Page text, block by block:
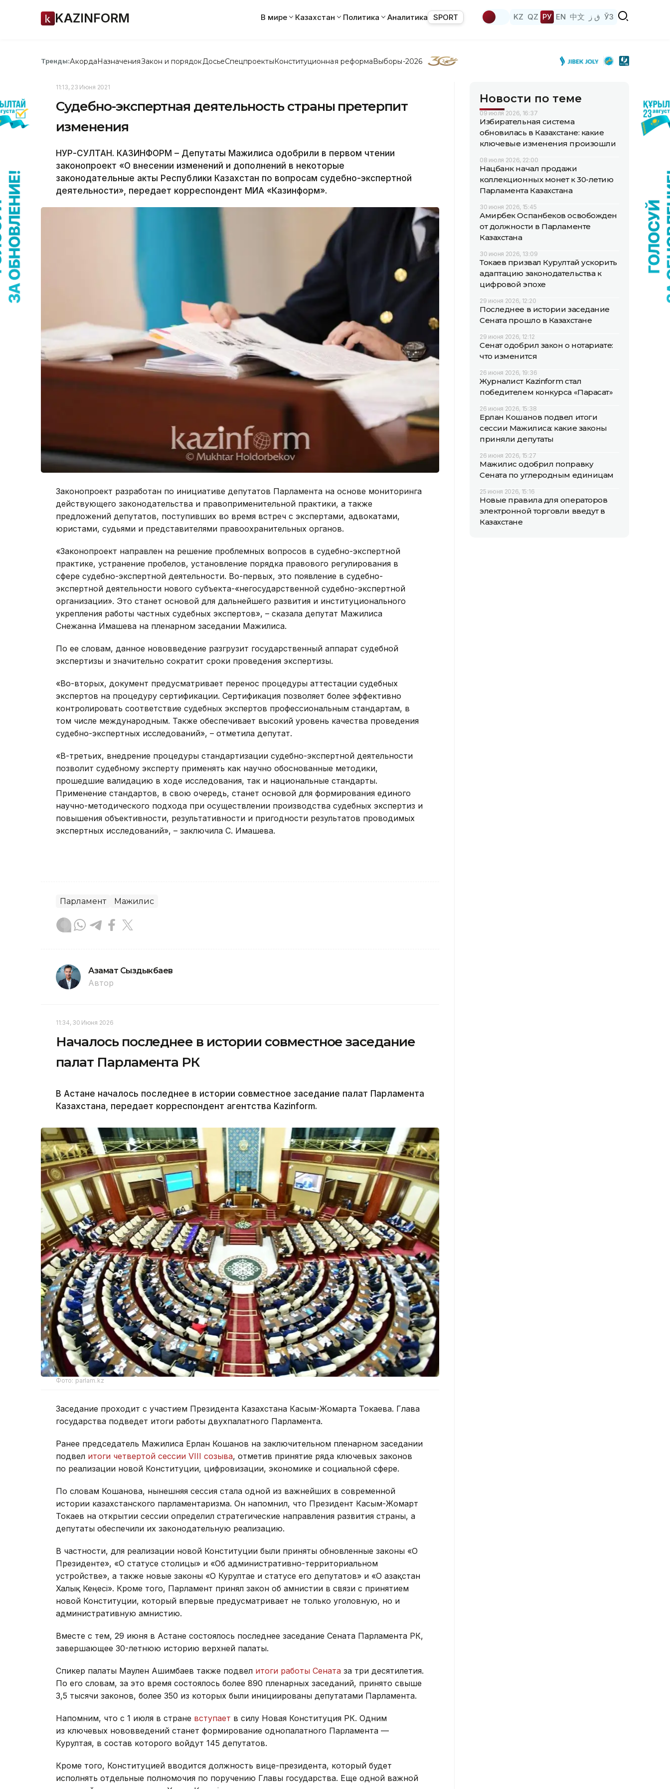
KAZINFORM В мире Казахстан Политика Аналитика SPORT KZ QZ РУ EN 中文 ق ز ЎЗ
Тренды:АкордаНазначенияЗакон и порядок ДосьеСпецпроектыКонституционная реформаВыборы-2026
11:13, 23 Июня 2021
Судебно-экспертная деятельность страны претерпит
изменения
НУР-СУЛТАН. КАЗИНФОРМ – Депутаты Мажилиса одобрили в первом чтении
законопроект «О внесении изменений и дополнений в некоторые
законодательные акты Республики Казахстан по вопросам судебно-экспертной
деятельности», передает корреспондент МИА «Казинформ».
Законопроект разработан по инициативе депутатов Парламента на основе мониторинга
действующего законодательства и правоприменительной практики, а также
предложений депутатов, поступивших во время встреч с экспертами, адвокатами,
юристами, судьями и представителями правоохранительных органов.
«Законопроект направлен на решение проблемных вопросов в судебно-экспертной
практике, устранение пробелов, установление порядка правового регулирования в
сфере судебно-экспертной деятельности. Во-первых, это появление в судебно-
экспертной деятельности нового субъекта-«негосударственной судебно-экспертной
организации». Это станет основой для дальнейшего развития и институционального
укрепления работы частных судебных экспертов», – сказала депутат Мажилиса
Снежанна Имашева на пленарном заседании Мажилиса.
По ее словам, данное нововведение разгрузит государственный аппарат судебной
экспертизы и значительно сократит сроки проведения экспертизы.
«Во-вторых, документ предусматривает перенос процедуры аттестации судебных
экспертов на процедуру сертификации. Сертификация позволяет более эффективно
контролировать соответствие судебных экспертов профессиональным стандартам, в
том числе международным. Также обеспечивает высокий уровень качества проведения
судебно-экспертных исследований», – отметила депутат.
«В-третьих, внедрение процедуры стандартизации судебно-экспертной деятельности
позволит судебному эксперту применять как научно обоснованные методики,
прошедшие валидацию в ходе исследования, так и национальные стандарты.
Применение стандартов, в свою очередь, станет основой для формирования единого
научно-методического подхода при осуществлении производства судебных экспертиз и
повышения объективности, результативности и пригодности результатов проводимых
экспертных исследований», – заключила С. Имашева.
Парламент Мажилис
Азамат Сыздыкбаев
Автор
11:34, 30 Июня 2026
Началось последнее в истории совместное заседание
палат Парламента РК
В Астане началось последнее в истории совместное заседание палат Парламента
Казахстана, передает корреспондент агентства Kazinform.
Фото: parlam.kz
Заседание проходит с участием Президента Казахстана Касым-Жомарта Токаева. Глава
государства подведет итоги работы двухпалатного Парламента.
Ранее председатель Мажилиса Ерлан Кошанов на заключительном пленарном заседании
подвел итоги четвертой сессии VIII созыва, отметив принятие ряда ключевых законов
по реализации новой Конституции, цифровизации, экономике и социальной сфере.
По словам Кошанова, нынешняя сессия стала одной из важнейших в современной
истории казахстанского парламентаризма. Он напомнил, что Президент Касым-Жомарт
Токаев на открытии сессии определил стратегические направления развития страны, а
депутаты обеспечили их законодательную реализацию.
В частности, для реализации новой Конституции были приняты обновленные законы «О
Президенте», «О статусе столицы» и «Об административно-территориальном
устройстве», а также новые законы «О Курултае и статусе его депутатов» и «О Қазақстан
Халық Кеңесі». Кроме того, Парламент принял закон об амнистии в связи с принятием
новой Конституции, который впервые предусматривает не только уголовную, но и
административную амнистию.
Вместе с тем, 29 июня в Астане состоялось последнее заседание Сената Парламента РК,
завершающее 30-летнюю историю верхней палаты.
Спикер палаты Маулен Ашимбаев также подвел итоги работы Сената за три десятилетия.
По его словам, за это время состоялось более 890 пленарных заседаний, принято свыше
3,5 тысячи законов, более 350 из которых были инициированы депутатами Парламента.
Напомним, что с 1 июля в стране вступает в силу Новая Конституция РК. Одним
из ключевых нововведений станет формирование однопалатного Парламента —
Курултая, в состав которого войдут 145 депутатов.
Кроме того, Конституцией вводится должность вице-президента, который будет
исполнять отдельные полномочия по поручению Главы государства. Еще одной важной
Новости по теме
09 июля 2026, 16:37
Избирательная система
обновилась в Казахстане: какие
ключевые изменения произошли
08 июля 2026, 22:00
Нацбанк начал продажи
коллекционных монет к 30-летию
Парламента Казахстана
30 июня 2026, 15:45
Амирбек Оспанбеков освобожден
от должности в Парламенте
Казахстана
30 июня 2026, 13:09
Токаев призвал Курултай ускорить
адаптацию законодательства к
цифровой эпохе
29 июня 2026, 12:20
Последнее в истории заседание
Сената прошло в Казахстане
29 июня 2026, 12:12
Сенат одобрил закон о нотариате:
что изменится
26 июня 2026, 19:36
Журналист Kazinform стал
победителем конкурса «Парасат»
26 июня 2026, 15:38
Ерлан Кошанов подвел итоги
сессии Мажилиса: какие законы
приняли депутаты
26 июня 2026, 15:27
Мажилис одобрил поправку
Сената по углеродным единицам
25 июня 2026, 15:16
Новые правила для операторов
электронной торговли введут в
Казахстане